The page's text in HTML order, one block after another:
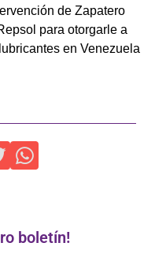
de Zapatero
para otorgarle a
en Venezuela
boletín!